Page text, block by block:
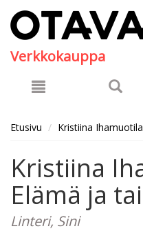
Verkkokauppa
Etusivu Kristiina Ihamuotila
Kristiina
Elämä ja
Linteri, Sini